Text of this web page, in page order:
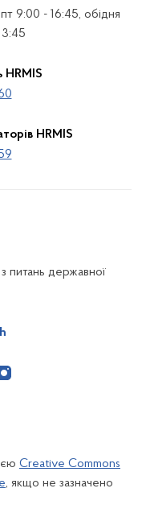
9:00 - 16:45, обідня
HRMIS
HRMIS
питань державної
Creative Commons
, якщо не зазначено